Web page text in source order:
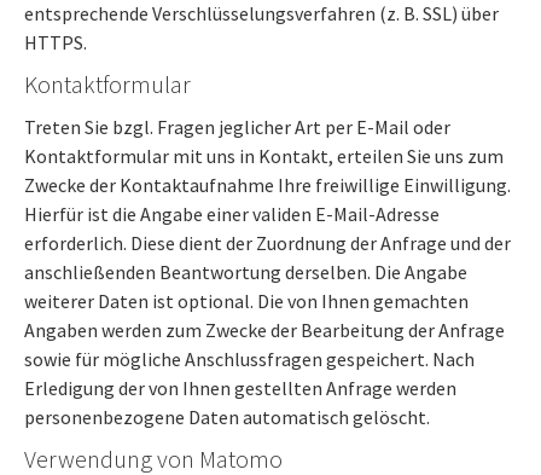
entsprechende Verschlüsselungsverfahren (z. B. SSL) über
HTTPS.
Kontaktformular
Treten Sie bzgl. Fragen jeglicher Art per E-Mail oder
Kontaktformular mit uns in Kontakt, erteilen Sie uns zum
Zwecke der Kontaktaufnahme Ihre freiwillige Einwilligung.
Hierfür ist die Angabe einer validen E-Mail-Adresse
erforderlich. Diese dient der Zuordnung der Anfrage und der
anschließenden Beantwortung derselben. Die Angabe
weiterer Daten ist optional. Die von Ihnen gemachten
Angaben werden zum Zwecke der Bearbeitung der Anfrage
sowie für mögliche Anschlussfragen gespeichert. Nach
Erledigung der von Ihnen gestellten Anfrage werden
personenbezogene Daten automatisch gelöscht.
Verwendung von Matomo